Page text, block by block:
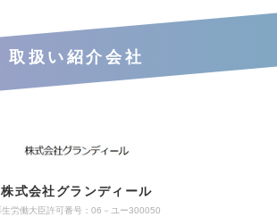
取扱い紹介会社
株式会社グランディール
生労働大臣許可番号：06－ユー300050